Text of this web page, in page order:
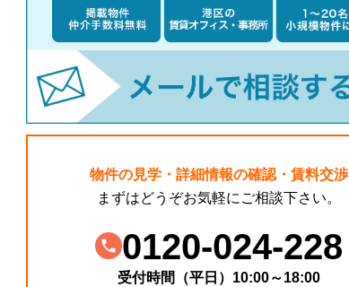
物件の見学・詳細情報の確認・賃料交渉
まずはどうぞお気軽にご相談下さい。
0120-024-228
受付時間（平日）10:00～18:00